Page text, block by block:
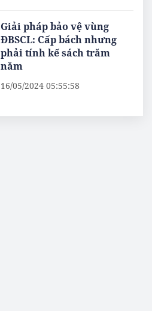
Giải pháp bảo vệ vùng
ĐBSCL: Cấp bách nhưng
phải tính kế sách trăm
năm
16/05/2024 05:55:58